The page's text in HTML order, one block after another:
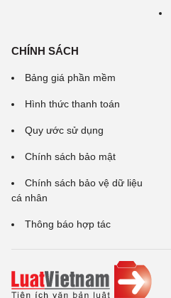
CHÍNH SÁCH
Bảng giá phần mềm
Hình thức thanh toán
Quy ước sử dụng
Chính sách bảo mật
Chính sách bảo vệ dữ liệu
cá nhân
Thông báo hợp tác